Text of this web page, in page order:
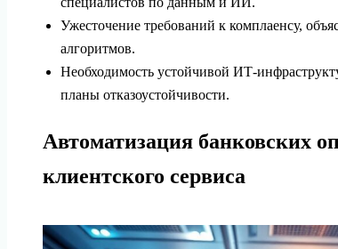
Ужесточение требований к комплаенсу,
алгоритмов.
Необходимость устойчивой
планы отказоустойчивости.
Автоматизация банковских
клиентского сервиса